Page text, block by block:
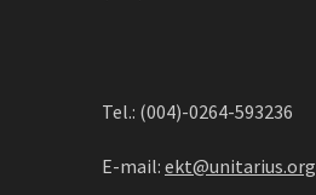
Tel.: (004)-0264-593236
E-mail: ekt@unitarius.org